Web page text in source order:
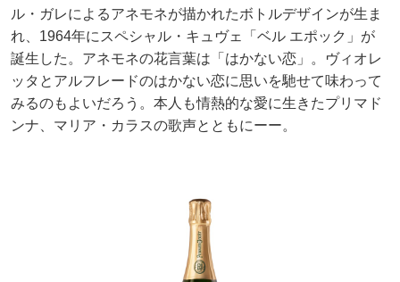
ル・ガレによるアネモネが描かれたボトルデザインが生ま
れ、1964年にスペシャル・キュヴェ「ベル エポック」が
誕生した。アネモネの花言葉は「はかない恋」。ヴィオレ
ッタとアルフレードのはかない恋に思いを馳せて味わって
みるのもよいだろう。本人も情熱的な愛に生きたプリマド
ンナ、マリア・カラスの歌声とともにーー。